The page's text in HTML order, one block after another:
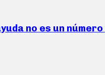
no es un número